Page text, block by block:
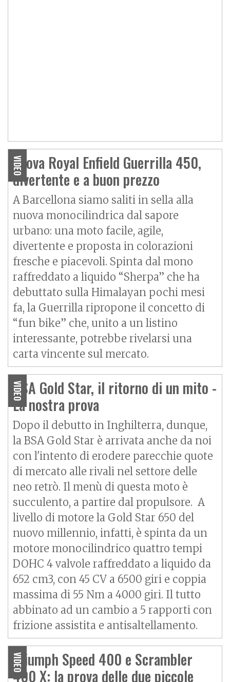
VIDEO
Prova Royal Enfield Guerrilla 450,
divertente e a buon prezzo
A Barcellona siamo saliti in sella alla
nuova monocilindrica dal sapore
urbano: una moto facile, agile,
divertente e proposta in colorazioni
fresche e piacevoli. Spinta dal mono
raffreddato a liquido “Sherpa” che ha
debuttato sulla Himalayan pochi mesi
fa, la Guerrilla ripropone il concetto di
“fun bike” che, unito a un listino
interessante, potrebbe rivelarsi una
carta vincente sul mercato.
VIDEO
BSA Gold Star, il ritorno di un mito -
La nostra prova
Dopo il debutto in Inghilterra, dunque,
la BSA Gold Star è arrivata anche da noi
con l'intento di erodere parecchie quote
di mercato alle rivali nel settore delle
neo retrò. Il menù di questa moto è
succulento, a partire dal propulsore. A
livello di motore la Gold Star 650 del
nuovo millennio, infatti, è spinta da un
motore monocilindrico quattro tempi
DOHC 4 valvole raffreddato a liquido da
652 cm3, con 45 CV a 6500 giri e coppia
massima di 55 Nm a 4000 giri. Il tutto
abbinato ad un cambio a 5 rapporti con
frizione assistita e antisaltellamento.
VIDEO
Triumph Speed 400 e Scrambler
400 X: la prova delle due piccole